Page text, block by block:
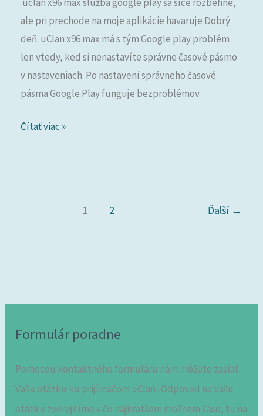
ale pri prechode na moje aplikácie havaruje Dobrý
deň. uClan x96 max má s tým Google play problém
len vtedy, ked si nenastavíte správne časové pásmo
v nastaveniach. Po nastavení správneho časové
pásma Google Play funguje bezproblémov
prechode
moje
Čítať viac »
1 2 Ďalší →
Formulár poradne
Pomocou kontaktného formuláru nám môžete zaslať
Vašu otázku ku prijímačom uClan . Odpoveď na Vašu
otázku zverejníme v čo najkratšom možnom čase, tu na